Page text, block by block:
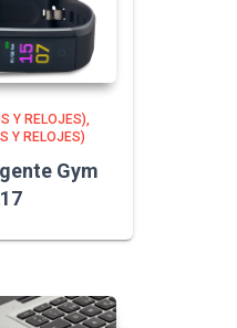
Y RELOJES)
Y RELOJES)
Gym